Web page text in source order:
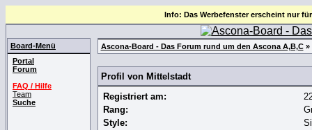
Info: Das Werbefenster erscheint nur
Board-Menü
Portal
Forum
FAQ / Hilfe
Team
Suche
Ascona-Board - Das Forum rund um den Ascona A,B,C»
Profil von Mittelstadt
Registriert am:
Rang:
Style: